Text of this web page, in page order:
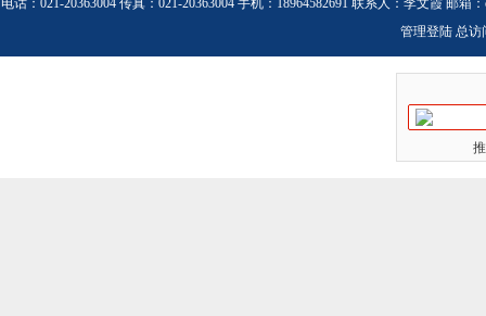
电话：021-20363004 传真：021-20363004 手机：18964582691 联系人：李文霞 邮箱：
管理登陆 总访